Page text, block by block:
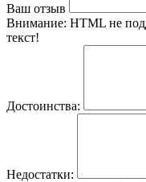
Ваш отзыв
Внимание: HTML не
текст!
Достоинства:
Недостатки: